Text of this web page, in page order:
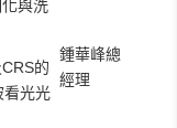
與洗
的
看光光
鍾華峰總
經理